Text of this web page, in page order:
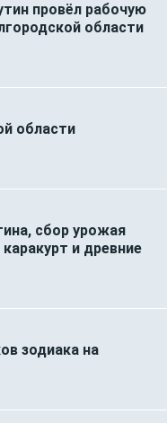
провёл рабочую
области
области
сбор урожая
и древние
зодиака на